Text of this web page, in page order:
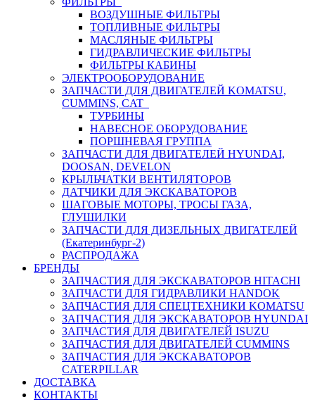
ВОЗДУШНЫЕ ФИЛЬТРЫ
ТОПЛИВНЫЕ ФИЛЬТРЫ
МАСЛЯНЫЕ ФИЛЬТРЫ
ГИДРАВЛИЧЕСКИЕ ФИЛЬТРЫ
ФИЛЬТРЫ КАБИНЫ
ЭЛЕКТРООБОРУДОВАНИЕ
ЗАПЧАСТИ ДЛЯ ДВИГАТЕЛЕЙ KOMATSU,
CUMMINS, CAT
ТУРБИНЫ
НАВЕСНОЕ ОБОРУДОВАНИЕ
ПОРШНЕВАЯ ГРУППА
ЗАПЧАСТИ ДЛЯ ДВИГАТЕЛЕЙ HYUNDAI,
DOOSAN, DEVELON
КРЫЛЬЧАТКИ ВЕНТИЛЯТОРОВ
ДАТЧИКИ ДЛЯ ЭКСКАВАТОРОВ
ШАГОВЫЕ МОТОРЫ, ТРОСЫ ГАЗА,
ГЛУШИЛКИ
ЗАПЧАСТИ ДЛЯ ДИЗЕЛЬНЫХ ДВИГАТЕЛЕЙ
(Екатеринбург-2)
РАСПРОДАЖА
БРЕНДЫ
ЗАПЧАСТИЯ ДЛЯ ЭКСКАВАТОРОВ HITACHI
ЗАПЧАСТИ ДЛЯ ГИДРАВЛИКИ HANDOK
ЗАПЧАСТИЯ ДЛЯ СПЕЦТЕХНИКИ KOMATSU
ЗАПЧАСТИЯ ДЛЯ ЭКСКАВАТОРОВ HYUNDAI
ЗАПЧАСТИЯ ДЛЯ ДВИГАТЕЛЕЙ ISUZU
ЗАПЧАСТИЯ ДЛЯ ДВИГАТЕЛЕЙ CUMMINS
ЗАПЧАСТИЯ ДЛЯ ЭКСКАВАТОРОВ
CATERPILLAR
ДОСТАВКА
КОНТАКТЫ